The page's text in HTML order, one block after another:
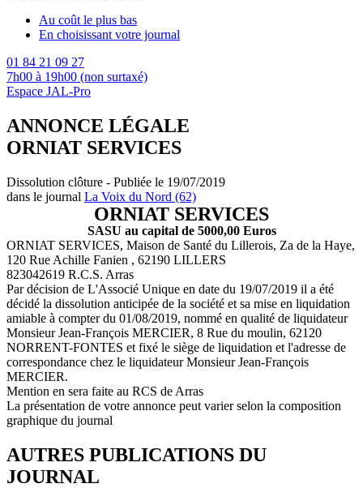
Au coût le plus bas
En choisissant votre journal
01 84 21 09 27
7h00 à 19h00 (non surtaxé)
Espace JAL-Pro
ANNONCE LÉGALE
ORNIAT SERVICES
Dissolution clôture - Publiée le 19/07/2019
dans le journal La Voix du Nord (62)
ORNIAT SERVICES
SASU au capital de 5000,00 Euros
ORNIAT SERVICES, Maison de Santé du Lillerois, Za de la Haye,
120 Rue Achille Fanien , 62190 LILLERS
823042619 R.C.S. Arras
Par décision de L'Associé Unique en date du 19/07/2019 il a été
décidé la dissolution anticipée de la société et sa mise en liquidation
amiable à compter du 01/08/2019, nommé en qualité de liquidateur
Monsieur Jean-François MERCIER, 8 Rue du moulin, 62120
NORRENT-FONTES et fixé le siège de liquidation et l'adresse de
correspondance chez le liquidateur Monsieur Jean-François
MERCIER.
Mention en sera faite au RCS de Arras
La présentation de votre annonce peut varier selon la composition
graphique du journal
AUTRES PUBLICATIONS DU
JOURNAL